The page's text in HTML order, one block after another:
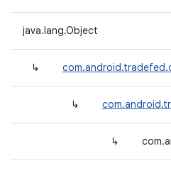
java.lang.Object
↳
↳
↳